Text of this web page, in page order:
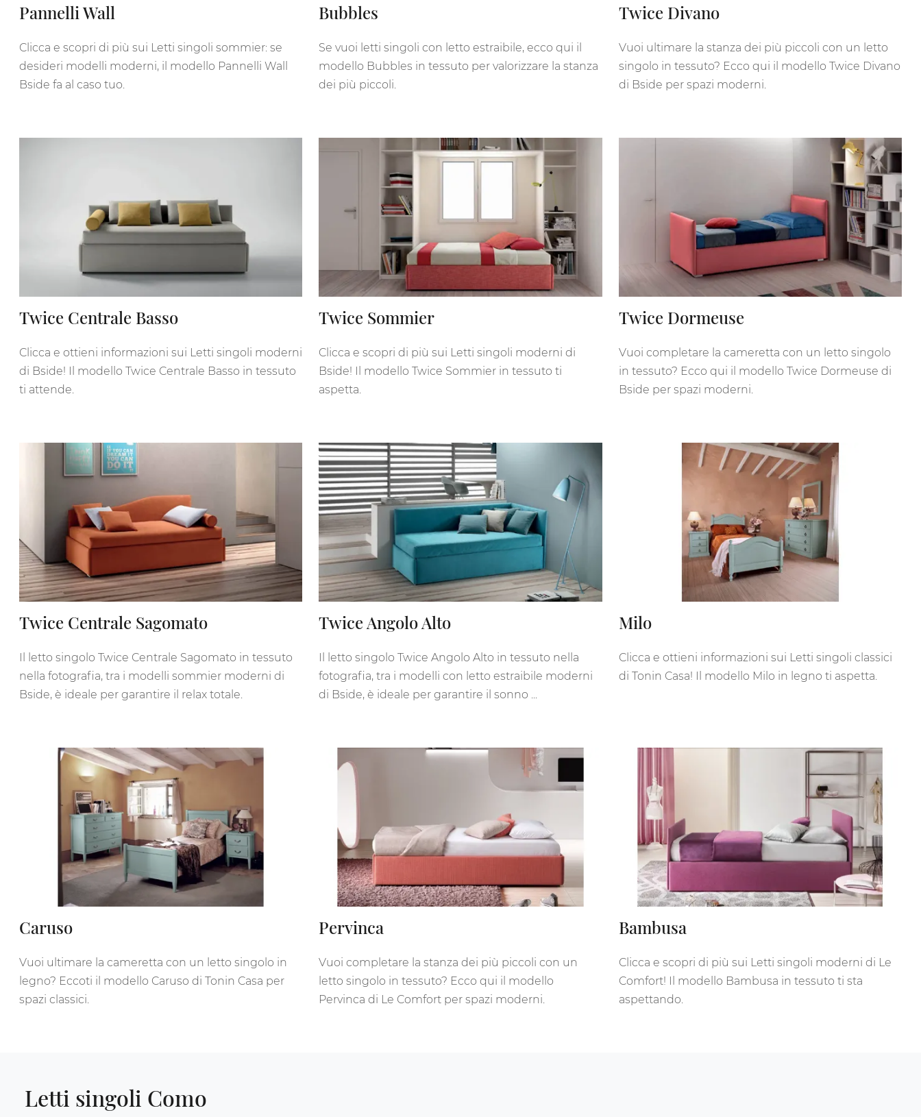
Pannelli Wall
Clicca e scopri di più sui Letti singoli sommier: se
desideri modelli moderni, il modello Pannelli Wall
Bside fa al caso tuo.
Bubbles
Se vuoi letti singoli con letto estraibile, ecco qui il
modello Bubbles in tessuto per valorizzare la stanza
dei più piccoli.
Twice Divano
Vuoi ultimare la stanza dei più piccoli con un letto
singolo in tessuto? Ecco qui il modello Twice Divano
di Bside per spazi moderni.
Twice Centrale Basso
Clicca e ottieni informazioni sui Letti singoli moderni
di Bside! Il modello Twice Centrale Basso in tessuto
ti attende.
Twice Sommier
Clicca e scopri di più sui Letti singoli moderni di
Bside! Il modello Twice Sommier in tessuto ti
aspetta.
Twice Dormeuse
Vuoi completare la cameretta con un letto singolo
in tessuto? Ecco qui il modello Twice Dormeuse di
Bside per spazi moderni.
Twice Centrale Sagomato
Il letto singolo Twice Centrale Sagomato in tessuto
nella fotografia, tra i modelli sommier moderni di
Bside, è ideale per garantire il relax totale.
Twice Angolo Alto
Il letto singolo Twice Angolo Alto in tessuto nella
fotografia, tra i modelli con letto estraibile moderni
di Bside, è ideale per garantire il sonno ...
Milo
Clicca e ottieni informazioni sui Letti singoli classici
di Tonin Casa! Il modello Milo in legno ti aspetta.
Caruso
Vuoi ultimare la cameretta con un letto singolo in
legno? Eccoti il modello Caruso di Tonin Casa per
spazi classici.
Pervinca
Vuoi completare la stanza dei più piccoli con un
letto singolo in tessuto? Ecco qui il modello
Pervinca di Le Comfort per spazi moderni.
Bambusa
Clicca e scopri di più sui Letti singoli moderni di Le
Comfort! Il modello Bambusa in tessuto ti sta
aspettando.
Letti singoli Como